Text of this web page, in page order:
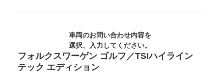
車両のお問い合わせ内容を
選択、入力してください。
フォルクスワーゲン ゴルフ／TSIハイライン
テック エディション